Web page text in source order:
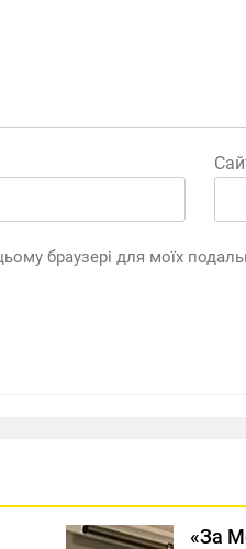
браузері для моїх
«За